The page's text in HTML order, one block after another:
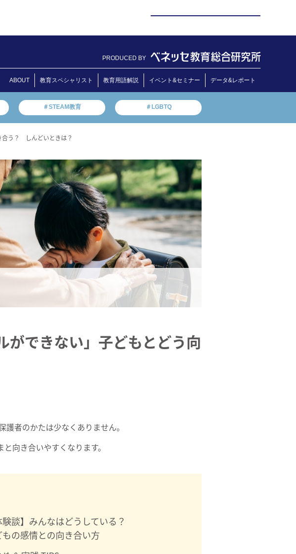
PRODUCED BY
ABOUT 教育スペシャリスト 教育用語解説 イベント&セミナー データ&レポート
＃STEAM教育 ＃LGBTQ
合う？ しんどいときは？
ができない」子どもとどう向
者のかたは少なくありません。
向き合いやすくなります。
験談】みんなはどうしている？
の感情との向き合い方